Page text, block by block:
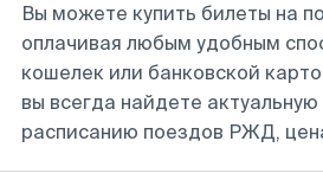
Вы можете купить билеты на
оплачивая любым удобным
кошелек или банковской
вы всегда найдете
расписанию поездов РЖД,